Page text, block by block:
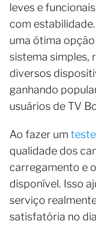
leves e
com
uma ótima
sistema simples,
diversos
ganhando
usuários de TV
Ao fazer um
qualidade dos
carregamento e
disponível. Isso
serviço
satisfatória no